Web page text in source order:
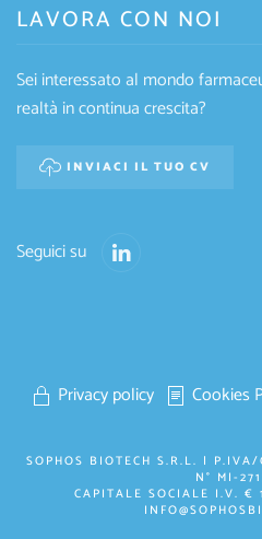
LAVORA CON NOI
Sei interessato al mondo
realtà in continua crescita?
INVIACI IL TUO CV
Seguici su
Privacy policy Cookies
SOPHOS BIOTECH S.R.L. |
N° MI-
CAPITALE SOCIALE I.V.